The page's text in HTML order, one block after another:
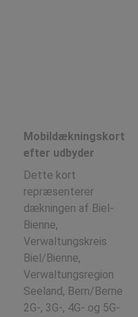
Mobildækningskort
efter udbyder
Dette kort
repræsenterer
dækningen af Biel-
Bienne,
Verwaltungskreis
Biel/Bienne,
Verwaltungsregion
Seeland, Bern/Berne
2G-, 3G-, 4G- og 5G-